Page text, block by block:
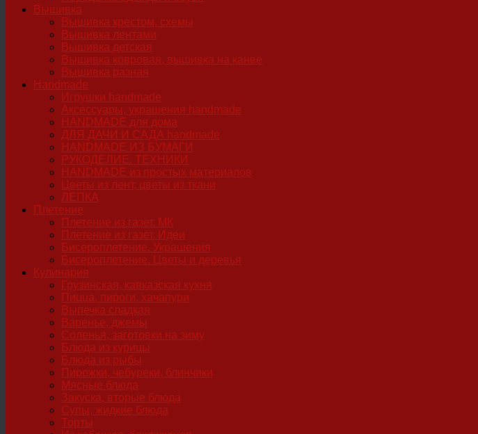
Вышивка
Вышивка крестом, схемы
Вышивка лентами
Вышивка детская
Вышивка ковровая, вышивка на канве
Вышивка разная
Handmade
Игрушки handmade
Аксессуары, украшения handmade
HANDMADE для дома
ДЛЯ ДАЧИ И САДА handmade
HANDMADE ИЗ БУМАГИ
РУКОДЕЛИЕ. ТЕХНИКИ
HANDMADE из простых материалов
Цветы из лент, цветы из ткани
ЛЕПКА
Плетение
Плетение из газет. МК
Плетение из газет. Идеи
Бисероплетение. Украшения
Бисероплетение. Цветы и деревья
Кулинария
Грузинская, кавказская кухня
Пицца, пироги, хачапури
Выпечка сладкая
Варенье, джемы
Соленья, заготовки на зиму
Блюда из курицы
Блюда из рыбы
Пирожки, чебуреки, блинчики
Мясные блюда
Закуска, вторые блюда
Супы, жидкие блюда
Торты